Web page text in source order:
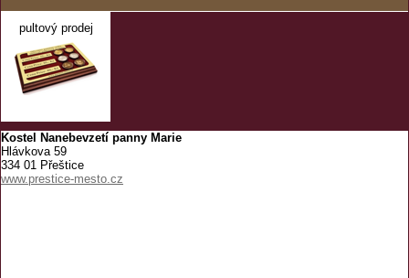
pultový prodej
Kostel Nanebevzetí panny Marie
Hlávkova 59
334 01 Přeštice
www.prestice-mesto.cz